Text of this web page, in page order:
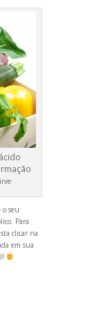
seu
Para
clicar na
em sua